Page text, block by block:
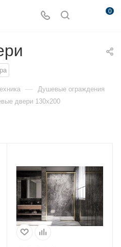
0
— Душевые ограждения
двери 130x200